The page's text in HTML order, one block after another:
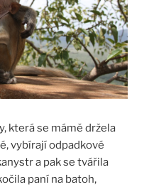
která se mámě držela
vybírají odpadkové
a pak se tvářila
paní na batoh,